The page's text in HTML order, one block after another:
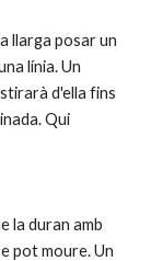
llarga posar un
línia. Un
d'ella fins
Qui
la duran amb
pot moure. Un